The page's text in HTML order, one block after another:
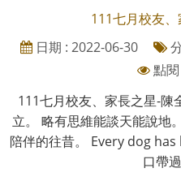
111七月校友
日期 : 2022-06-30
點
111七月校友、家長之星-陳
立。 略有思維能談天能說地
陪伴的往昔。 Every dog
口帶